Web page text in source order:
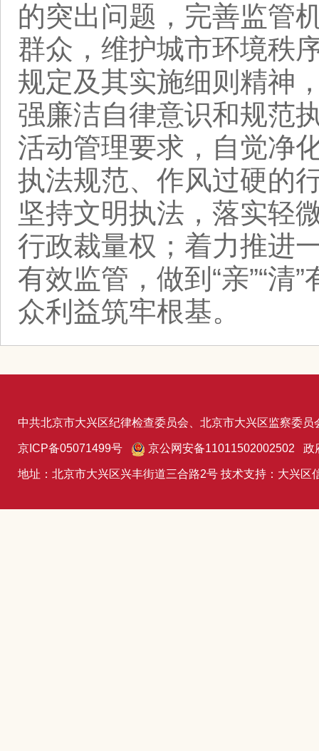
的突出问题，完善监管
群众，维护城市环境秩
规定及其实施细则精神
强廉洁自律意识和规范
活动管理要求，自觉净
执法规范、作风过硬的
坚持文明执法，落实轻
行政裁量权；着力推进
有效监管，做到“亲”“清
众利益筑牢根基。
中共北京市大兴区纪律检查委员会、北京市大兴区监察委员
京ICP备05071499号 京公网安备11011502002502 政
地址：北京市大兴区兴丰街道三合路2号 技术支持：大兴区